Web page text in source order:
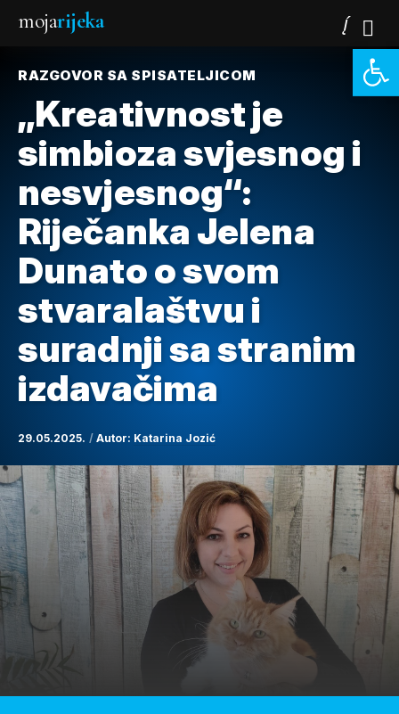
mojarijeka
RAZGOVOR SA SPISATELJICOM
„Kreativnost je
simbioza svjesnog i
nesvjesnog“:
Riječanka Jelena
Dunato o svom
stvaralaštvu i
suradnji sa stranim
izdavačima
29.05.2025. Autor: Katarina Jozić